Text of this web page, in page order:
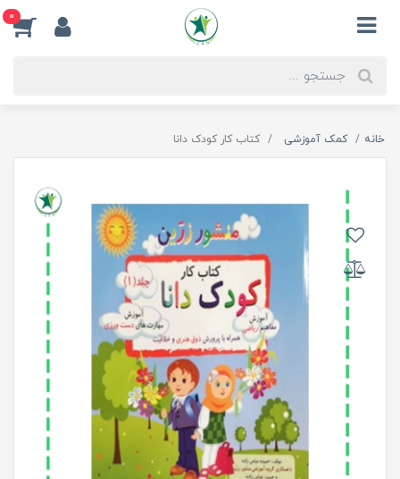
0
خانه کمک آموزشی کتاب کار کودک دانا